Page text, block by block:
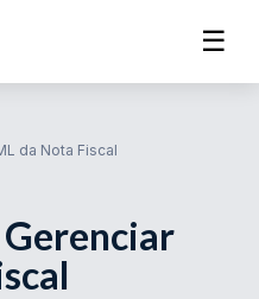
☰
da Nota Fiscal